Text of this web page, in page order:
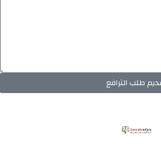
طلب الترافع